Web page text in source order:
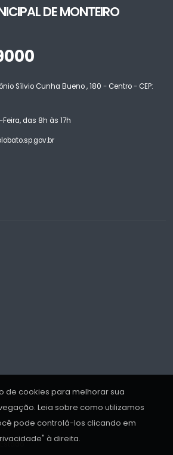
DE MONTEIRO
Sílvio Cunha Bueno , 180 - Centro - CEP:
das 8h às 17h
de cookies para melhorar sua
Leia sobre como utilizamos
pode controlá-los clicando em
à direita.